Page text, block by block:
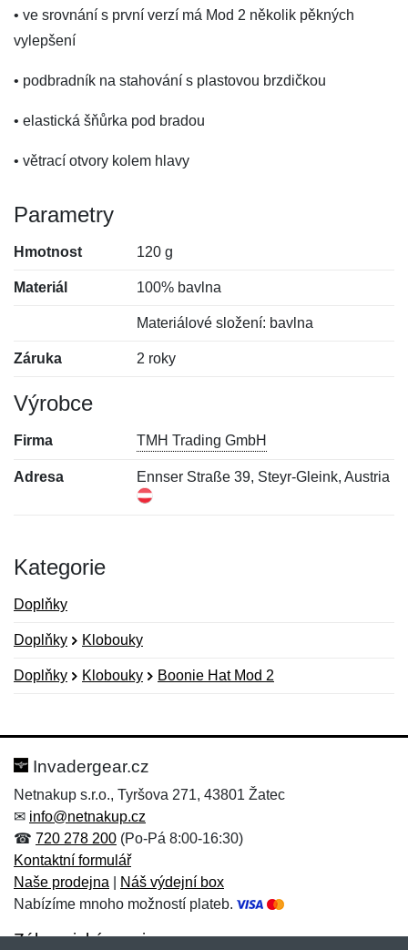
• ve srovnání s první verzí má Mod 2 několik pěkných
vylepšení
• podbradník na stahování s plastovou brzdičkou
• elastická šňůrka pod bradou
• větrací otvory kolem hlavy
Parametry
Hmotnost 120 g
Materiál 100% bavlna
Materiálové složení: bavlna
Záruka 2 roky
Výrobce
Firma TMH Trading GmbH
Adresa Ennser Straße 39, Steyr-Gleink, Austria
Kategorie
Doplňky
Doplňky Klobouky
Doplňky Klobouky Boonie Hat Mod 2
Hodnocení:
Jméno: *
Jméno:
E-mail:*
Invadergear.cz
Netnakup s.r.o., Tyršova 271, 43801 Žatec
✉ info@netnakup.cz
☎ 720 278 200 (Po-Pá 8:00-16:30)
Kontaktní formulář
Naše prodejna
Náš výdejní box
Nabízíme mnoho možností plateb.
Zákaznický servis